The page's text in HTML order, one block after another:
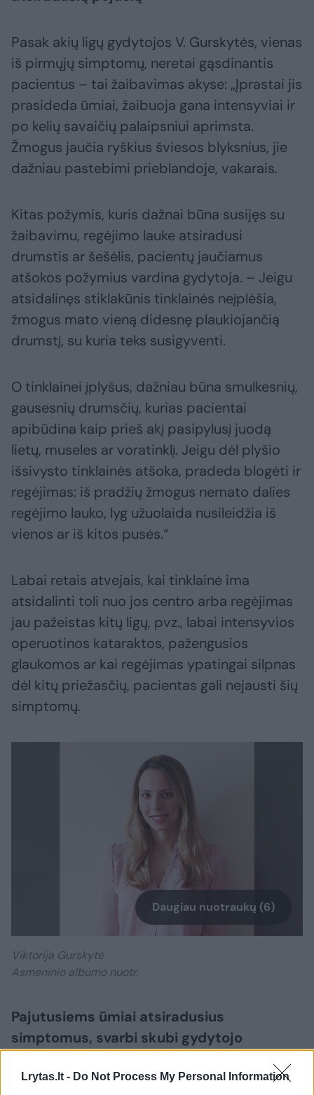
Lrytas.lt - Do Not Process My Personal Information
Pasak akių ligų gydytojos V. Gurskytės, vienas
iš pirmųjų simptomų, neretai gąsdinantis
pacientus – tai žaibavimas akyse: „Įprastai jis
prasideda ūmiai, žaibuoja gana intensyviai ir
po kelių savaičių palaipsniui aprimsta.
Žmogus jaučia ryškius šviesos blyksnius, jie
dažniau pastebimi prieblandoje, vakarais.
Kitas požymis, kuris dažnai būna susijęs su
žaibavimu, regėjimo lauke atsiradusi
drumstis ar šešėlis, pacientų jaučiamus
atšokos požymius vardina gydytoja. – Jeigu
atsidalinęs stiklakūnis tinklainės neįplėšia,
žmogus mato vieną didesnę plaukiojančią
drumstį, su kuria teks susigyventi.
O tinklainei įplyšus, dažniau būna smulkesnių,
gausesnių drumsčių, kurias pacientai
apibūdina kaip prieš akį pasipylusį juodą
lietų, museles ar voratinklį. Jeigu dėl plyšio
išsivysto tinklainės atšoka, pradeda blogėti ir
regėjimas: iš pradžių žmogus nemato dalies
regėjimo lauko, lyg užuolaida nusileidžia iš
vienos ar iš kitos pusės.“
Labai retais atvejais, kai tinklainė ima
atsidalinti toli nuo jos centro arba regėjimas
jau pažeistas kitų ligų, pvz., labai intensyvios
operuotinos kataraktos, pažengusios
glaukomos ar kai regėjimas ypatingai silpnas
dėl kitų priežasčių, pacientas gali nejausti šių
simptomų.
Daugiau nuotraukų (6)
Viktorija Gurskytė
Asmeninio albumo nuotr.
Pajutusiems ūmiai atsiradusius
simptomus, svarbi skubi gydytojo